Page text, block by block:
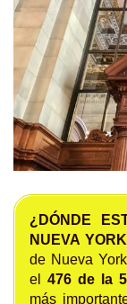
¿DÓNDE
NUEVA
de Nueva
el 476 de la
más